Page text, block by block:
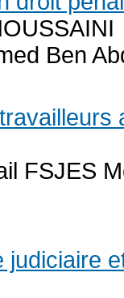
Ben
FSJES
judiciaire